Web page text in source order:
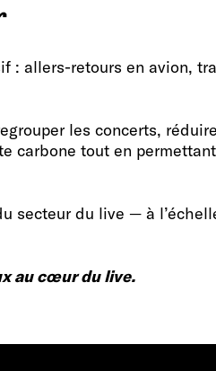
: allers-retours en avion,
les concerts,
carbone tout en
secteur du live — à
au cœur du live.